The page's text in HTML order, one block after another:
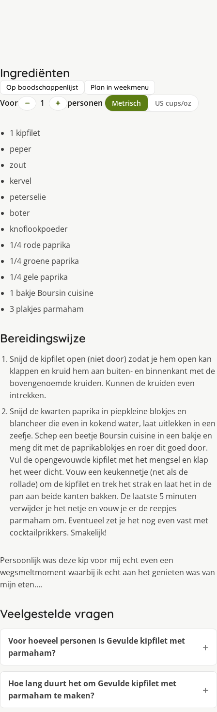
Ingrediënten
Op boodschappenlijst Plan in weekmenu
Voor − 1 + personen Metrisch US cups/oz
1 kipfilet
peper
zout
kervel
peterselie
boter
knoflookpoeder
1/4 rode paprika
1/4 groene paprika
1/4 gele paprika
1 bakje Boursin cuisine
3 plakjes parmaham
Bereidingswijze
Snijd de kipfilet open (niet door) zodat je hem open kan
klappen en kruid hem aan buiten- en binnenkant met de
bovengenoemde kruiden. Kunnen de kruiden even
intrekken.
Snijd de kwarten paprika in piepkleine blokjes en
blancheer die even in kokend water, laat uitlekken in een
zeefje. Schep een beetje Boursin cuisine in een bakje en
meng dit met de paprikablokjes en roer dit goed door.
Vul de opengevouwde kipfilet met het mengsel en klap
het weer dicht. Vouw een keukennetje (net als de
rollade) om de kipfilet en trek het strak en laat het in de
pan aan beide kanten bakken. De laatste 5 minuten
verwijder je het netje en vouw je er de reepjes
parmaham om. Eventueel zet je het nog even vast met
cocktailprikkers. Smakelijk!
Persoonlijk was deze kip voor mij echt even een
wegsmeltmoment waarbij ik echt aan het genieten was van
mijn eten….
Veelgestelde vragen
Voor hoeveel personen is Gevulde kipfilet met
parmaham?
Hoe lang duurt het om Gevulde kipfilet met
parmaham te maken?